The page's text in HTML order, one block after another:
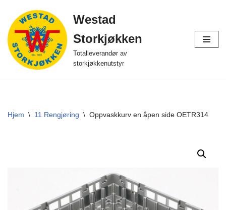
Hopp
til
innholdet
Westad
Storkjøkken
Totalleverandør av
storkjøkkenutstyr
Hjem \ 11 Rengjøring \ Oppvaskkurv en åpen side OETR314